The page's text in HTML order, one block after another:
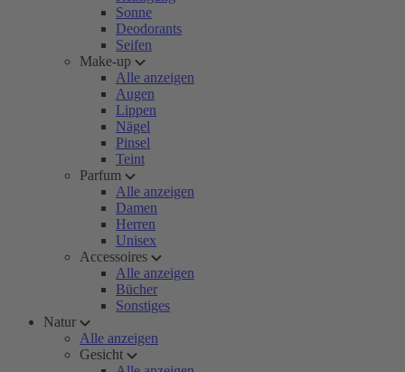
Sonne
Deodorants
Seifen
Make-up
Alle anzeigen
Augen
Lippen
Nägel
Pinsel
Teint
Parfum
Alle anzeigen
Damen
Herren
Unisex
Accessoires
Alle anzeigen
Bücher
Sonstiges
Natur
Alle anzeigen
Gesicht